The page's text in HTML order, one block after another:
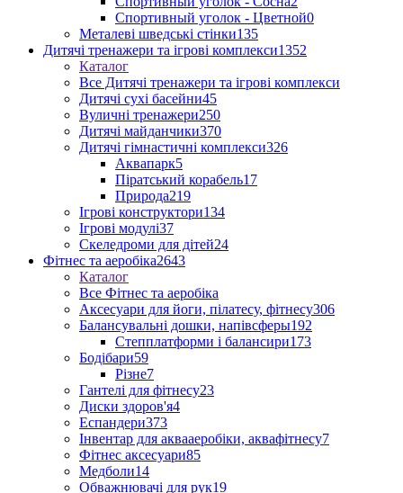
Спортивный уголок - Цветной0
Металеві шведські стінки135
Дитячі тренажери та ігрові комплекси1352
Каталог
Все Дитячі тренажери та ігрові комплекси
Дитячі сухі басейни45
Вуличні тренажери250
Дитячі майданчики370
Дитячі гімнастичні комплекси326
Аквапарк5
Піратський корабель17
Природа219
Ігрові конструктори134
Ігрові модулі37
Скеледроми для дітей24
Фітнес та аеробіка2643
Каталог
Все Фітнес та аеробіка
Аксесуари для йоги, пілатесу, фітнесу306
Балансувальні дошки, напівсферы192
Степплатформи і балансири173
Бодібари59
Різне7
Гантелі для фітнесу23
Диски здоров'я4
Еспандери373
Інвентар для аквааеробіки, аквафітнесу7
Фітнес аксесуари85
Медболи14
Обважнювачі для рук19